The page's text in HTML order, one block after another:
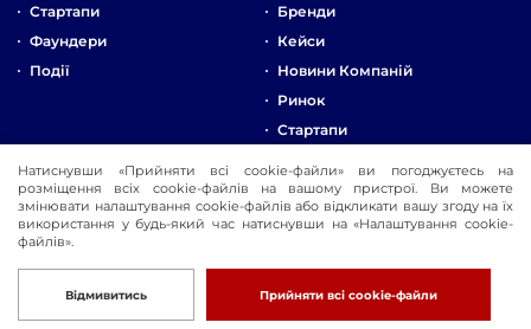
Стартапи
Фаундери
Події
Бренди
Кейси
Новини Компаній
Ринок
Стартапи
Про Компанію
Реклама
Контакти
© 2016-2026 Founder Розробка
Натиснувши «Прийняти всі cookie-файли» ви погоджуєтесь на
розміщення всіх cookie-файлів на вашому пристрої. Ви можете
змінювати налаштування cookie-файлів або відкликати вашу згоду на їх
використання у будь-який час натиснувши на «Налаштування cookie-
файлів».
Відмивитись Прийняти всі cookie-файли